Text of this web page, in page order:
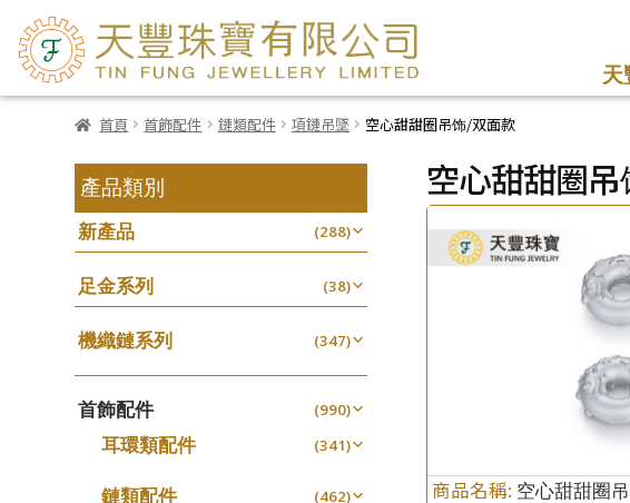
天
首頁 首飾配件 鏈類配件 項鏈吊墜 空心甜甜圈吊饰/双面款
空心甜甜圈
商品名稱: 空心甜甜圈
產品類別
新產品 (288)
足金系列 (38)
機織鏈系列 (347)
珠仔鏈 (25)
镶口链 (61)
管狀網鏈 (11)
十字鏈系列
首飾配件 (990)
耳環類配件 (341)
卷迫系列
鏈類配件 (462)